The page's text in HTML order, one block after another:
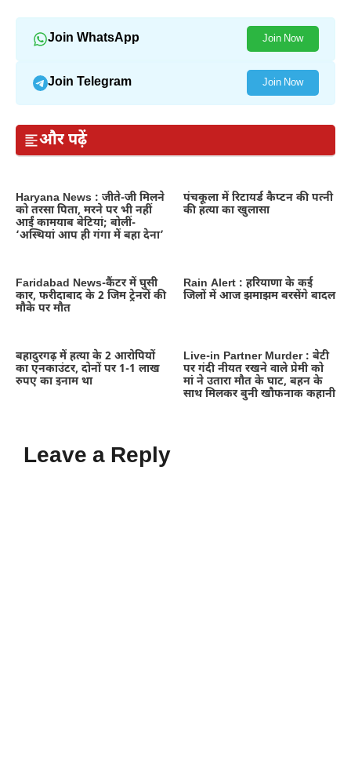
Join WhatsApp Join Now
Join Telegram Join Now
और पढ़ें
Haryana News : जीते-जी मिलने
को तरसा पिता, मरने पर भी नहीं
आईं कामयाब बेटियां; बोलीं-
‘अस्थियां आप ही गंगा में बहा देना’
पंचकूला में रिटायर्ड कैप्टन की पत्नी
की हत्या का खुलासा
Faridabad News-कैंटर में घुसी
कार, फरीदाबाद के 2 जिम ट्रेनरों की
मौके पर मौत
Rain Alert : हरियाणा के कई
जिलों में आज झमाझम बरसेंगे बादल
बहादुरगढ़ में हत्या के 2 आरोपियों
का एनकाउंटर, दोनों पर 1-1 लाख
रुपए का इनाम था
Live-in Partner Murder : बेटी
पर गंदी नीयत रखने वाले प्रेमी को
मां ने उतारा मौत के घाट, बहन के
साथ मिलकर बुनी खौफनाक कहानी
Leave a Reply